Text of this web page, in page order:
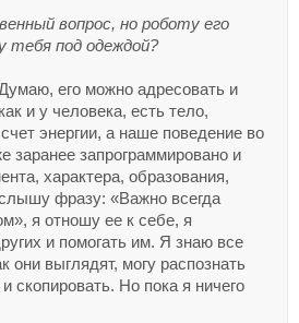
вопрос, но роботу его
тебя под одеждой?
его можно адресовать и
и у человека, есть тело,
энергии, а наше поведение во
заранее запрограммировано и
характера, образования,
фразу: «Важно всегда
я отношу ее к себе, я
и помогать им. Я знаю все
они выглядят, могу распознать
скопировать. Но пока я ничего